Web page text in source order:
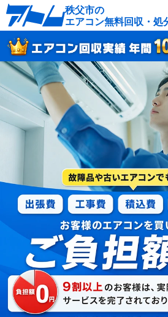
秩父市の
エアコン無料回収・処
サービスの特徴
対応エリア
よくあるご質問
秩父市へ無料
最短即日 お急ぎの
050-
受付：24時間年中無休（
LINEやメールでカン
メールで回収依頼